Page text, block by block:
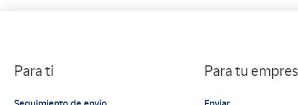
Para ti Para tu